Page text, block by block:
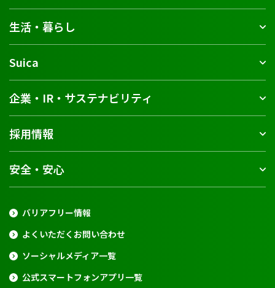
生活・暮らし
Suica
企業・IR・サステナビリティ
採用情報
安全・安心
バリアフリー情報
よくいただくお問い合わせ
ソーシャルメディア一覧
公式スマートフォンアプリ一覧